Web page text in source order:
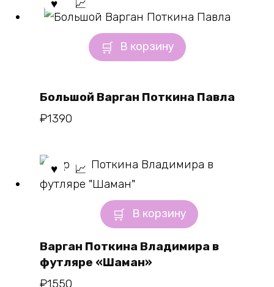
В корзину
Большой Варган Поткина Павла
₽1390
В корзину
Варган Поткина Владимира в
футляре «Шаман»
₽1550